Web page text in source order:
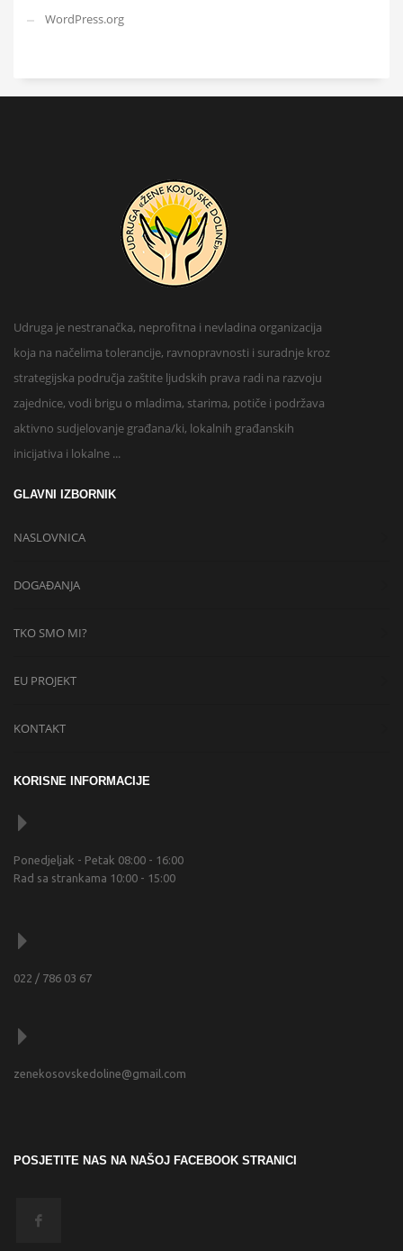
WordPress.org
Udruga je nestranačka, neprofitna i nevladina organizacija
koja na načelima tolerancije, ravnopravnosti i suradnje kroz
strategijska područja zaštite ljudskih prava radi na razvoju
zajednice, vodi brigu o mladima, starima, potiče i podržava
aktivno sudjelovanje građana/ki, lokalnih građanskih
inicijativa i lokalne ...
GLAVNI IZBORNIK
NASLOVNICA
DOGAĐANJA
TKO SMO MI?
EU PROJEKT
KONTAKT
KORISNE INFORMACIJE
Ponedjeljak - Petak 08:00 - 16:00
Rad sa strankama 10:00 - 15:00
022 / 786 03 67
zenekosovskedoline@gmail.com
POSJETITE NAS NA NAŠOJ FACEBOOK STRANICI